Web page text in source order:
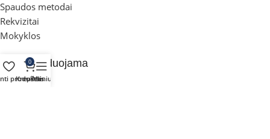
Spaudos metodai
Rekvizitai
Mokyklos
Rekomenduojama
Gertuvės
produktai
0
Krepšelis
Meniu